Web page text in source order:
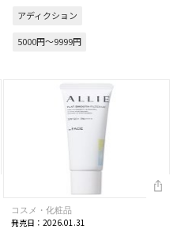
アディクション
5000円～9999円
コスメ・化粧品
発売日：2026.01.31